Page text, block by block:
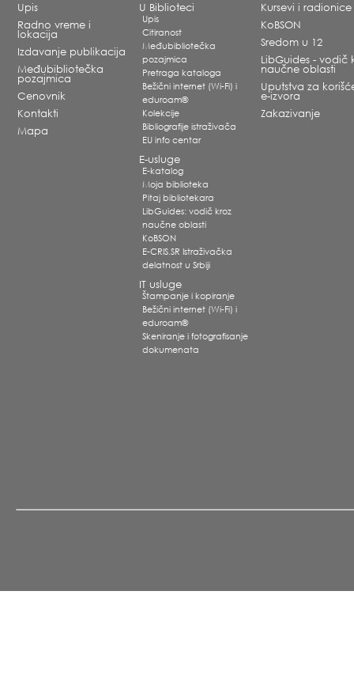
Upis
Radno vreme i
lokacija
Izdavanje publikacija
Međubibliotečka
pozajmica
Cenovnik
Kontakti
Mapa
U Biblioteci
Upis
Citiranost
Međubibliotečka
pozajmica
Pretraga kataloga
Bežični internet (Wi-Fi) i
eduroam®
Kolekcije
Bibliografije istraživača
EU info centar
E-usluge
E-katalog
Moja biblioteka
Pitaj bibliotekara
LibGuides: vodič kroz
naučne oblasti
KoBSON
E-CRIS.SR Istraživačka
delatnost u Srbiji
IT usluge
Štampanje i kopiranje
Bežični internet (Wi-Fi) i
eduroam®
Skeniranje i fotografisanje
dokumenata
Kursevi i radionice
KoBSON
Sredom u 12
LibGuides - vodič
naučne oblasti
Uputstva za
e-izvora
Zakazivanje